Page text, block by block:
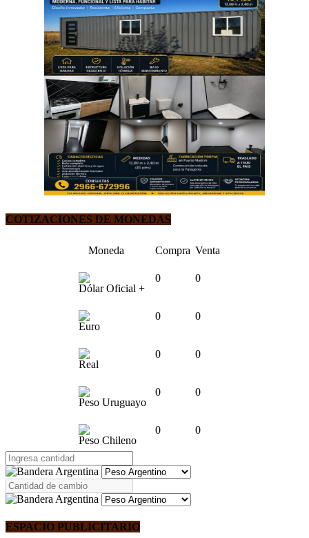
COTIZACIONES DE MONEDAS
Moneda Compra Venta
Dólar Oficial +
0 0
Euro
0 0
Real
0 0
Peso Uruguayo
0 0
Peso Chileno
0 0
ESPACIO PUBLICITARIO